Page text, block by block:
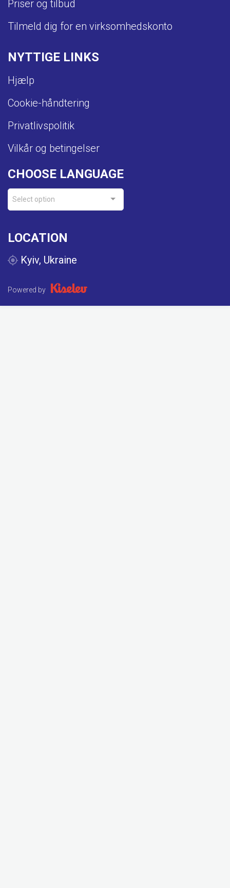
Priser og tilbud
Tilmeld dig for en virksomhedskonto
NYTTIGE LINKS
Hjælp
Cookie-håndtering
Privatlivspolitik
Vilkår og betingelser
CHOOSE LANGUAGE
Select option
LOCATION
Kyiv, Ukraine
Powered by